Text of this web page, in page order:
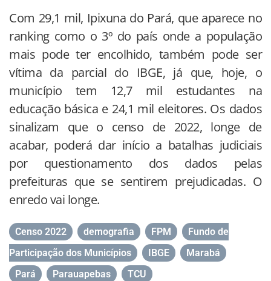
Com 29,1 mil, Ipixuna do Pará, que aparece no
ranking como o 3º do país onde a população
mais pode ter encolhido, também pode ser
vítima da parcial do IBGE, já que, hoje, o
município tem 12,7 mil estudantes na
educação básica e 24,1 mil eleitores. Os dados
sinalizam que o censo de 2022, longe de
acabar, poderá dar início a batalhas judiciais
por questionamento dos dados pelas
prefeituras que se sentirem prejudicadas. O
enredo vai longe.
Censo 2022 demografia FPM
Fundo de
Participação dos Municípios
IBGE Marabá
Pará
Parauapebas TCU